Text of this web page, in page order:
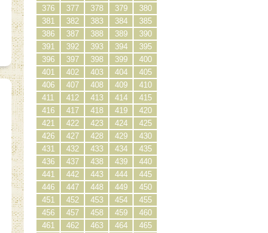
376
377 378 379
380
381
382 383 384
385
386
387 388 389
390
391
392 393 394
395
396
397 398 399
400
401
402 403 404
405
406
407 408 409
410
411
412 413 414
415
416
417 418 419
420
421
422 423 424
425
426
427 428 429
430
431
432 433 434
435
436
437 438 439
440
441
442 443 444
445
446
447 448 449
450
451
452 453 454
455
456
457 458 459
460
461
462 463 464
465